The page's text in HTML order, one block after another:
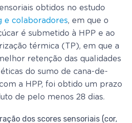
obtidos no estudo
e colaboradores, em que o
é submetido à HPP e ao
térmica (TP), em que a
retenção das qualidades
do sumo de cana-de-
a HPP, foi obtido um prazo
de pelo menos 28 dias.